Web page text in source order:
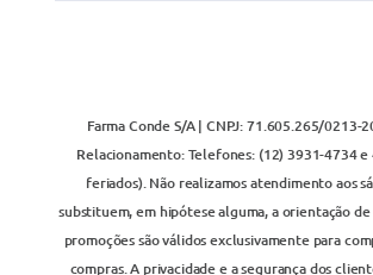
Farma Conde S/A | CNPJ: 71.605.265/
Relacionamento: Telefones: (12) 3931-4734
feriados). Não realizamos atendimento aos
substituem, em hipótese alguma, a orientação
promoções são válidos exclusivamente para
compras. A privacidade e a segurança dos